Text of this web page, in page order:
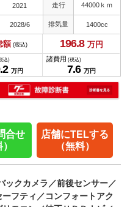
2021 走行 44000ｋｍ
2028/6 排気量 1400cc
額 (税込) 196.8 万円
込)
2 万円
諸費用 (税込)
7.6 万円
合せ 店舗にTELする
（無料）
クカメラ／前後センサー／
フティ／コンフォートアク